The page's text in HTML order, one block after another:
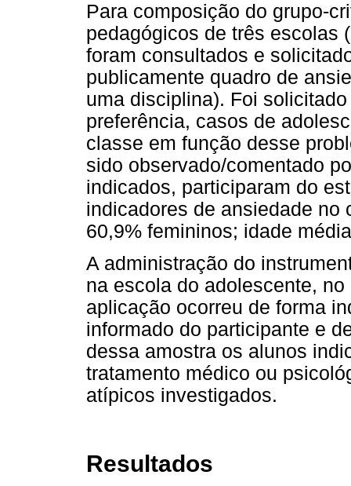
Para composição do grupo-
pedagógicos de três escolas
foram consultados e
publicamente quadro de
uma disciplina). Foi
preferência, casos de
classe em função desse
sido observado/comentado
indicados, participaram do
indicadores de ansiedade no
60,9% femininos; idade
A administração do
na escola do adolescente,
aplicação ocorreu de forma
informado do participante e
dessa amostra os alunos
tratamento médico ou
atípicos investigados.
Resultados